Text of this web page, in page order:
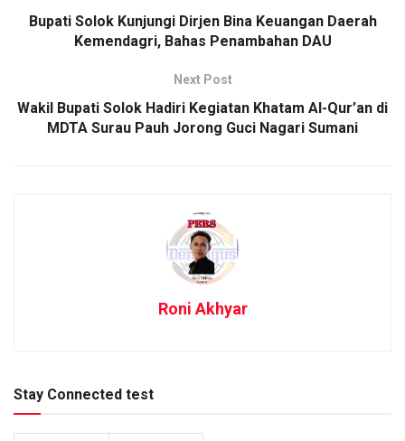
Bupati Solok Kunjungi Dirjen Bina Keuangan Daerah
Kemendagri, Bahas Penambahan DAU
Next Post
Wakil Bupati Solok Hadiri Kegiatan Khatam Al-Qur’an di
MDTA Surau Pauh Jorong Guci Nagari Sumani
Roni Akhyar
Stay Connected test